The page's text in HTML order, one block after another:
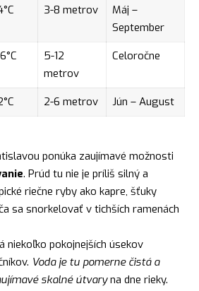
3-8 metrov
Máj –
September
5-12
metrov
Celoročne
2-6 metrov Jún – August
ponúka zaujímavé možnosti
. Prúd tu nie je príliš silný a
riečne ryby ako kapre, šťuky
sa snorkelovať v tichších ramenách
niekoľko pokojnejších úsekov
Voda je tu pomerne čistá a
skalné útvaryna dne rieky.